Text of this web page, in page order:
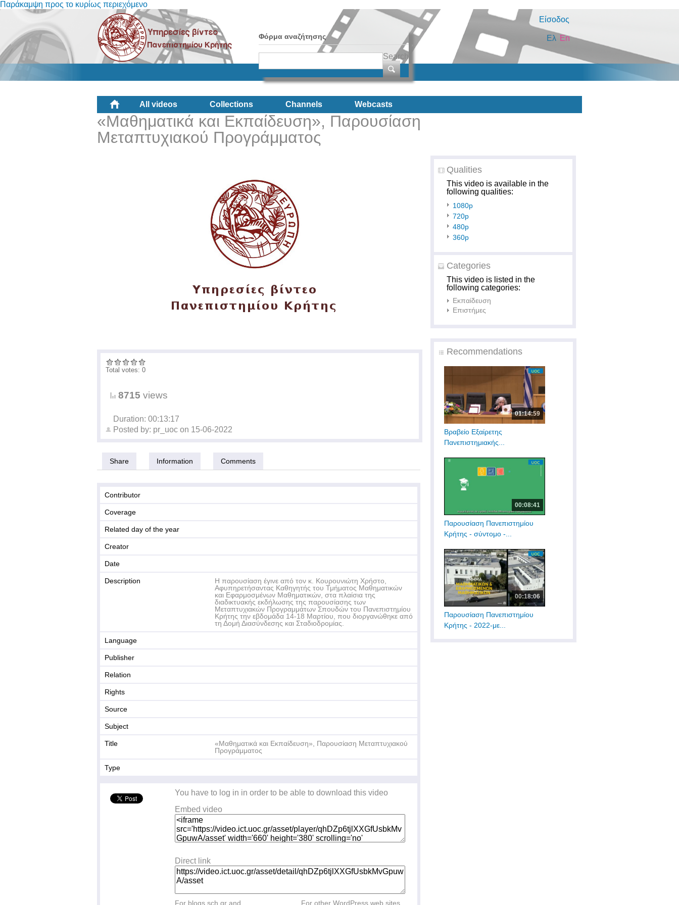
Παράκαμψη προς το κυρίως περιεχόμενο
Είσοδος
Φόρμα αναζήτησης
Search
En
Ελ
All videos Collections Channels Webcasts
«Μαθηματικά και Εκπαίδευση», Παρουσίαση
Μεταπτυχιακού Προγράμματος
Qualities
This video is available in the
following qualities:
1080p
720p
480p
360p
Categories
This video is listed in the
following categories:
Εκπαίδευση
Επιστήμες
Recommendations
01:14:59
Βραβείο Εξαίρετης
Πανεπιστημιακής...
00:08:41
Παρουσίαση Πανεπιστημίου
Κρήτης - σύντομο -...
00:18:06
Παρουσίαση Πανεπιστημίου
Κρήτης - 2022-με...
Total votes: 0
8715 views
Duration: 00:13:17
Posted by: pr_uoc on 15-06-2022
Share Information Comments
Contributor
Coverage
Related day of the year
Creator
Date
Description
Η παρουσίαση έγινε από τον κ. Κουρουνιώτη Χρήστο,
Αφυπηρετήσαντας Καθηγητής του Τμήματος Μαθηματικών
και Εφαρμοσμένων Μαθηματικών, στα πλαίσια της
διαδικτυακής εκδήλωσης της παρουσίασης των
Μεταπτυχιακών Προγραμμάτων Σπουδών του Πανεπιστημίου
Κρήτης την εβδομάδα 14-18 Μαρτίου, που διοργανώθηκε από
τη Δομή Διασύνδεσης και Σταδιοδρομίας.
Language
Publisher
Relation
Rights
Source
Subject
Title
«Μαθηματικά και Εκπαίδευση», Παρουσίαση Μεταπτυχιακού
Προγράμματος
Type
You have to log in in order to be able to download this video
Embed video
Direct link
For blogs.sch.gr and For other WordPress web sites